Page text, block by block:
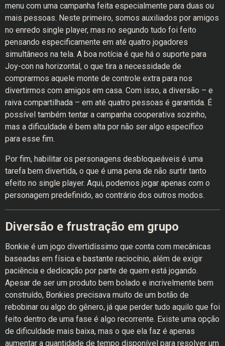
menu com uma campanha feita especialmente para duas ou
mais pessoas. Neste primeiro, somos auxiliados por amigos
no enredo single player, mas no segundo tudo foi feito
pensando especificamente em até quatro jogadores
simultâneos na tela. A boa notícia é que há o suporte para
Joy-con na horizontal, o que tira a necessidade de
comprarmos aquele monte de controle extra para nos
divertirmos com amigos em casa. Com isso, a diversão – e
raiva compartilhada – em até quatro pessoas é garantida. É
possível também tentar a campanha cooperativa sozinho,
mas a dificuldade é bem alta por não ser algo específico
para esse fim.
Por fim, habilitar os personagens desbloqueáveis é uma
tarefa bem divertida, o que é uma pena de não surtir tanto
efeito no single player. Aqui, podemos jogar apenas com o
personagem predefinido, ao contrário dos outros modos.
Diversão e frustração em grupo
Bonkie é um jogo divertidíssimo que conta com mecânicas
baseadas em física e bastante raciocínio, além de exigir
paciência e dedicação por parte de quem está jogando.
Apesar de ser um produto bem bolado e incrivelmente bem
construído, Bonkies precisava muito de um botão de
rebobinar ou algo do gênero, já que perder tudo aquilo que foi
feito dentro de uma fase é algo recorrente. Existe uma opção
de dificuldade mais baixa, mas o que ela faz é apenas
aumentar a quantidade de tempo disponível para resolver um